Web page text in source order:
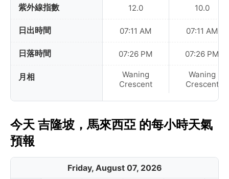
紫外線指數
日出時間
日落時間
月相
12.0
07:11 AM
07:26 PM
Waning
Crescent
10.0
07:11 AM
07:26 PM
Waning
Crescent
今天 吉隆坡，馬來西亞 的每小時天氣
預報
Friday, August 07, 2026